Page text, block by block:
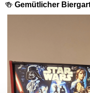
🍻 Gemütlicher